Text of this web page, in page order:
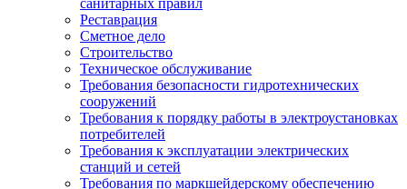
санитарных правил
Реставрация
Сметное дело
Строительство
Техническое обслуживание
Требования безопасности гидротехнических
сооружений
Требования к порядку работы в электроустановках
потребителей
Требования к эксплуатации электрических
станций и сетей
Требования по маркшейдерскому обеспечению